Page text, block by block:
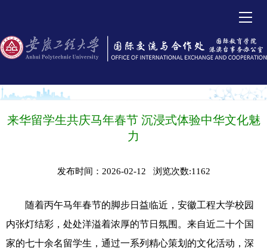
来华留学生共庆马年春节 沉浸式体验中华文化魅
力
发布时间：2026-02-12 浏览次数:1162
随着丙午马年春节的脚步日益临近，安徽工程大学校园
内张灯结彩，处处洋溢着浓厚的节日氛围。来自近二十个国
家的七十余名留学生，通过一系列精心策划的文化活动，深